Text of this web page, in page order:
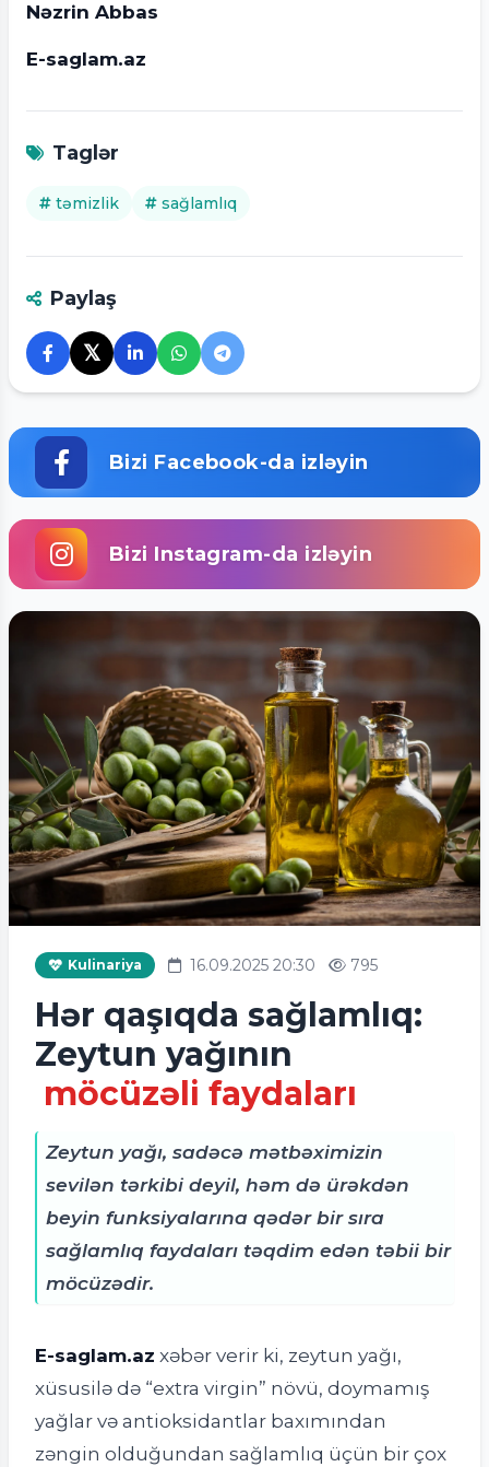
Nəzrin Abbas
E-saglam.az
Taglər
təmizlik sağlamlıq
Paylaş
𝕏
Bizi Facebook-da izləyin
Bizi Instagram-da izləyin
Kulinariya 16.09.2025 20:30 795
Hər qaşıqda sağlamlıq:
Zeytun yağının
möcüzəli faydaları
Zeytun yağı, sadəcə mətbəximizin
sevilən tərkibi deyil, həm də ürəkdən
beyin funksiyalarına qədər bir sıra
sağlamlıq faydaları təqdim edən təbii bir
möcüzədir.
E-saglam.az xəbər verir ki, zeytun yağı,
xüsusilə də “extra virgin” növü, doymamış
yağlar və antioksidantlar baxımından
zəngin olduğundan sağlamlıq üçün bir çox